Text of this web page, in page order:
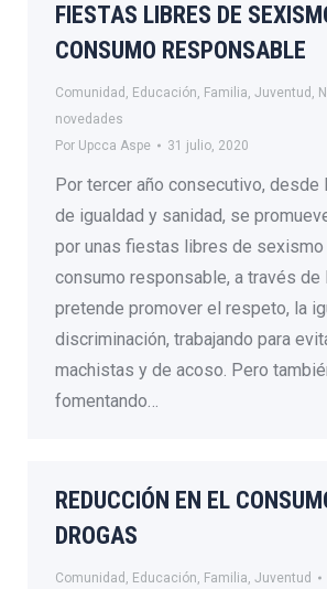
FIESTAS LIBRES DE
CONSUMO RESPONSABLE
Comunidad , Educación, Familia, Juventud ,
novedades
Por Upcca Aspe 31 julio, 2020
Por tercer año consecutivo, desde
de igualdad y sanidad, se
por unas fiestas libres de sexismo
consumo responsable, a través de
pretende promover el respeto, la
discriminación, trabajando para
machistas y de acoso. Pero
fomentando…
REDUCCIÓN EN EL
DROGAS
Comunidad , Educación, Familia, Juventud